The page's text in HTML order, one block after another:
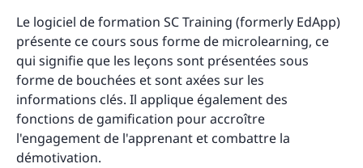
Le logiciel de formation SC Training (formerly EdApp)
présente ce cours sous forme de microlearning, ce
qui signifie que les leçons sont présentées sous
forme de bouchées et sont axées sur les
informations clés. Il applique également des
fonctions de gamification pour accroître
l'engagement de l'apprenant et combattre la
démotivation.